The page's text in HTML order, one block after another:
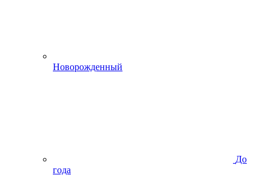
Новорожденный
До
года